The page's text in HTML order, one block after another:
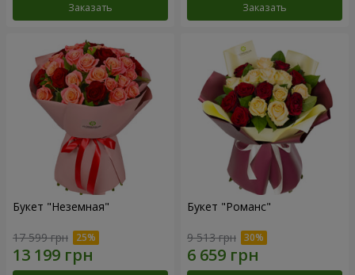
Заказать Заказать
Букет "Неземная"
17 599 грн
Букет "Романс"
9 513 грн